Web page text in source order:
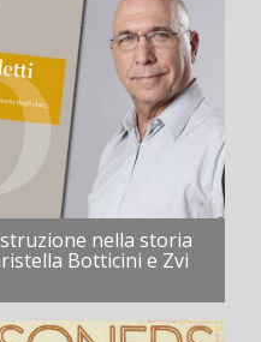
nella storia
Botticini e Zvi